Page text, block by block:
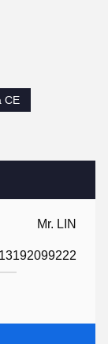
Mr. LIN
CE